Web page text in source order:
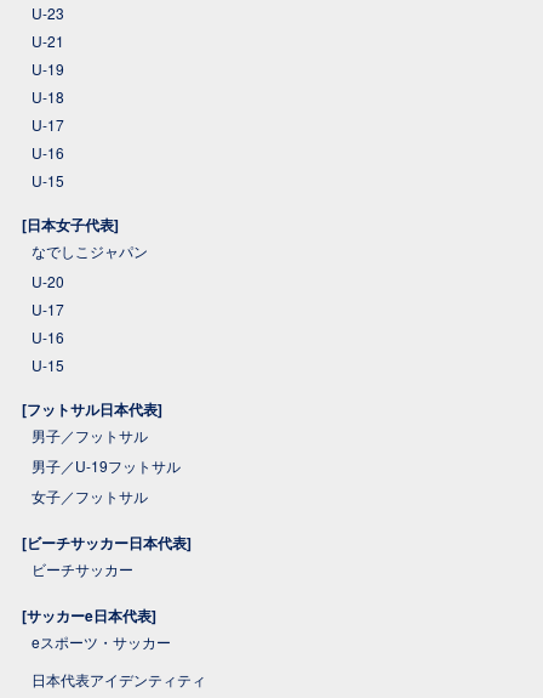
U-23
U-21
U-19
U-18
U-17
U-16
U-15
[日本女子代表]
なでしこジャパン
U-20
U-17
U-16
U-15
[フットサル日本代表]
男子／フットサル
男子／U-19フットサル
女子／フットサル
[ビーチサッカー日本代表]
ビーチサッカー
[サッカーe日本代表]
eスポーツ・サッカー
日本代表アイデンティティ